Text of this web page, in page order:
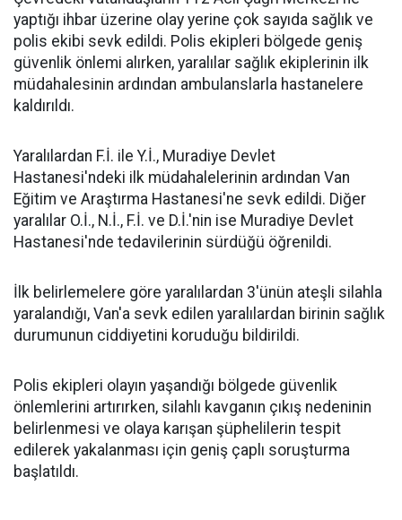
yaptığı ihbar üzerine olay yerine çok sayıda sağlık ve
polis ekibi sevk edildi. Polis ekipleri bölgede geniş
güvenlik önlemi alırken, yaralılar sağlık ekiplerinin ilk
müdahalesinin ardından ambulanslarla hastanelere
kaldırıldı.
Yaralılardan F.İ. ile Y.İ., Muradiye Devlet
Hastanesi'ndeki ilk müdahalelerinin ardından Van
Eğitim ve Araştırma Hastanesi'ne sevk edildi. Diğer
yaralılar O.İ., N.İ., F.İ. ve D.İ.'nin ise Muradiye Devlet
Hastanesi'nde tedavilerinin sürdüğü öğrenildi.
İlk belirlemelere göre yaralılardan 3'ünün ateşli silahla
yaralandığı, Van'a sevk edilen yaralılardan birinin sağlık
durumunun ciddiyetini koruduğu bildirildi.
Polis ekipleri olayın yaşandığı bölgede güvenlik
önlemlerini artırırken, silahlı kavganın çıkış nedeninin
belirlenmesi ve olaya karışan şüphelilerin tespit
edilerek yakalanması için geniş çaplı soruşturma
başlatıldı.